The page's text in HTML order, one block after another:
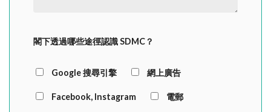
閣下透過哪些途徑認識 SDMC？
Google 搜尋引擎 網上廣告
Facebook, Instagram 電郵